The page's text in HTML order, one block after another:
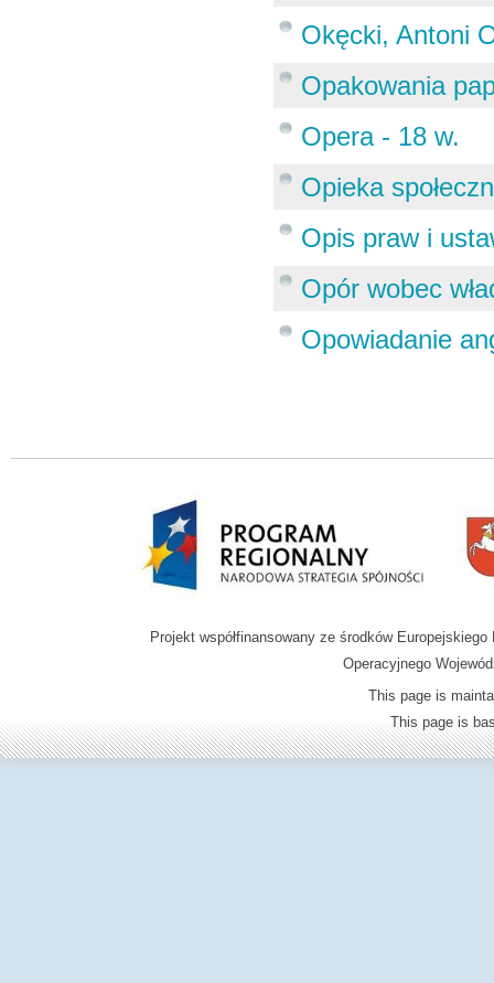
Okęcki, Antoni
Opakowania
Opera - 18 w.
Opieka
Opis praw i
Opór wobec
Opowiadanie
Projekt współfinansowany ze środków
Operacyjnego
This page is
This page is